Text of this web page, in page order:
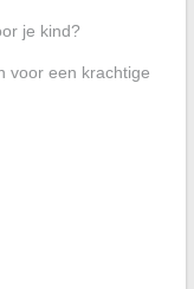
je kind?
voor een krachtige